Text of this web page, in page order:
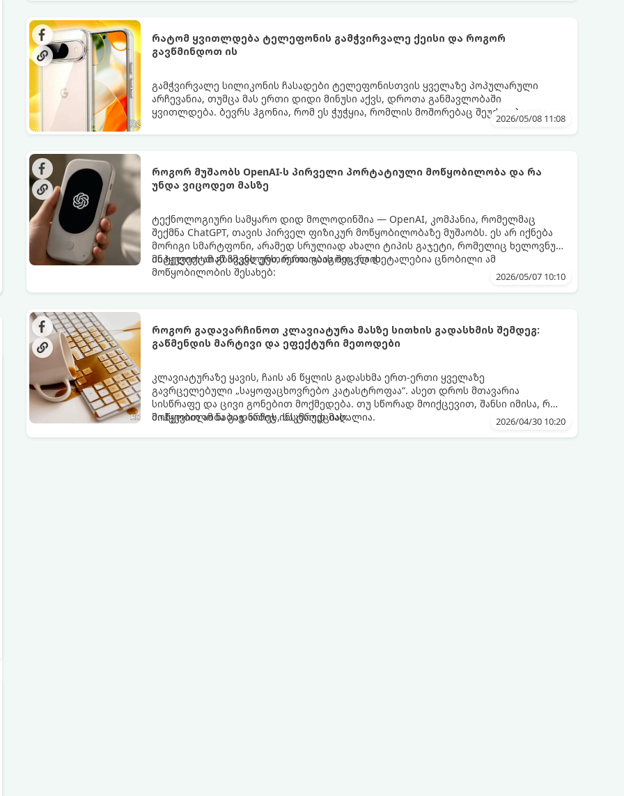
რატომ ყვითლდება ტელეფონის გამჭვირვალე ქეისი და როგორ
გავწმინდოთ ის
გამჭვირვალე სილიკონის ჩასადები ტელეფონისთვის ყველაზე პოპულარული
არჩევანია, თუმცა მას ერთი დიდი მინუსი აქვს, დროთა განმავლობაში
ყვითლდება. ბევრს ჰგონია, რომ ეს ჭუჭყია, რომლის მოშორებაც შეუძლებელია,
თუმცა არსებობს მეთოდები, რომლებიც მას პირვანდელ სახეს დაუბრუნებს.
2026/05/08 11:08
როგორ მუშაობს OpenAI-ს პირველი პორტატიული მოწყობილობა და რა
უნდა ვიცოდეთ მასზე
ტექნოლოგიური სამყარო დიდ მოლოდინშია — OpenAI, კომპანია, რომელმაც
შექმნა ChatGPT, თავის პირველ ფიზიკურ მოწყობილობაზე მუშაობს. ეს არ იქნება
მორიგი სმარტფონი, არამედ სრულიად ახალი ტიპის გაჯეტი, რომელიც ხელოვნურ
ინტელექტთან ჩვენს ურთიერთობას შეცვლის.
მიჰყევით ამ გზამკვლევს, რათა გაიგოთ, რა დეტალებია ცნობილი ამ
მოწყობილობის შესახებ:
2026/05/07 10:10
როგორ გადავარჩინოთ კლავიატურა მასზე სითხის გადასხმის შემდეგ:
გაწმენდის მარტივი და ეფექტური მეთოდები
კლავიატურაზე ყავის, ჩაის ან წყლის გადასხმა ერთ-ერთი ყველაზე
გავრცელებული „საყოფაცხოვრებო კატასტროფაა“. ასეთ დროს მთავარია
სისწრაფე და ცივი გონებით მოქმედება. თუ სწორად მოიქცევით, შანსი იმისა, რომ
მოწყობილობა გადარჩეს, საკმაოდ მაღალია.
მიჰყევით ამ ნაბიჯ-ნაბიჯ ინსტრუქციას: 2026/04/30 10:20